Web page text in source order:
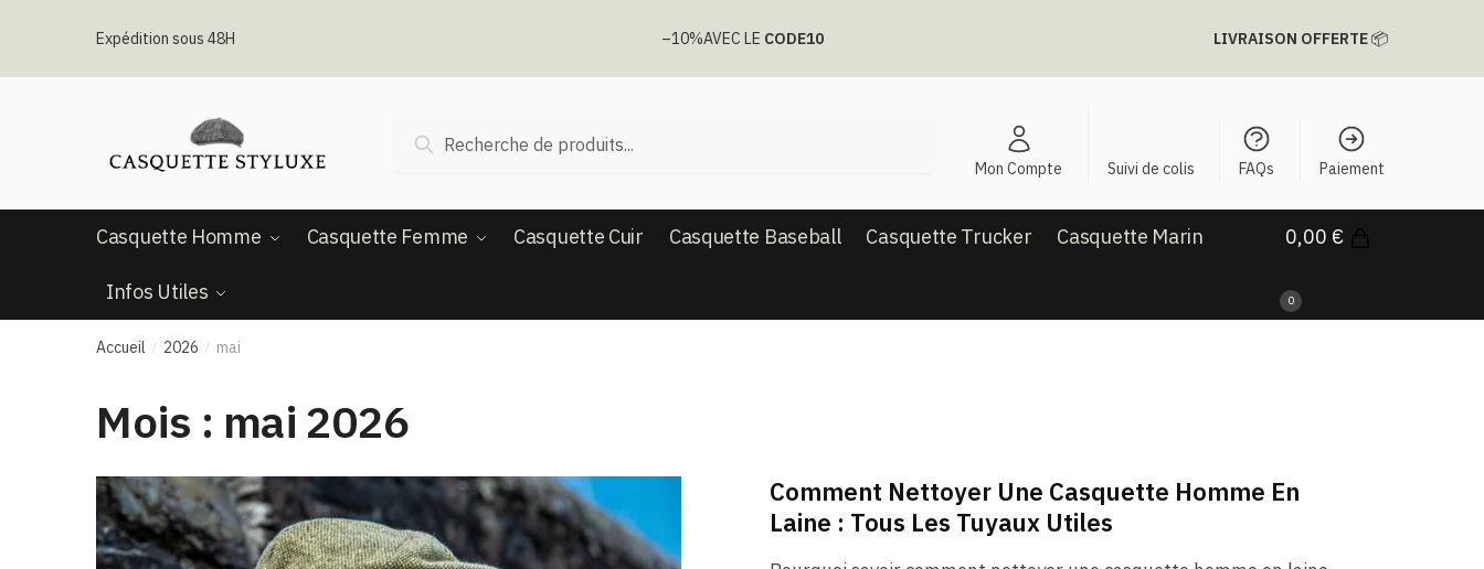
Expédition sous 48H –10%AVEC LE CODE10 LIVRAISON OFFERTE📦
pour :
Recherche
Mon Compte Suivi de colis FAQs Paiement
Casquette Homme Casquette Femme Casquette Cuir Casquette Baseball Casquette Trucker Casquette Marin
Infos Utiles
0,00 €
0
Accueil / 2026 / mai
Mois : mai 2026
Comment Nettoyer Une Casquette Homme En
Laine : Tous Les Tuyaux Utiles